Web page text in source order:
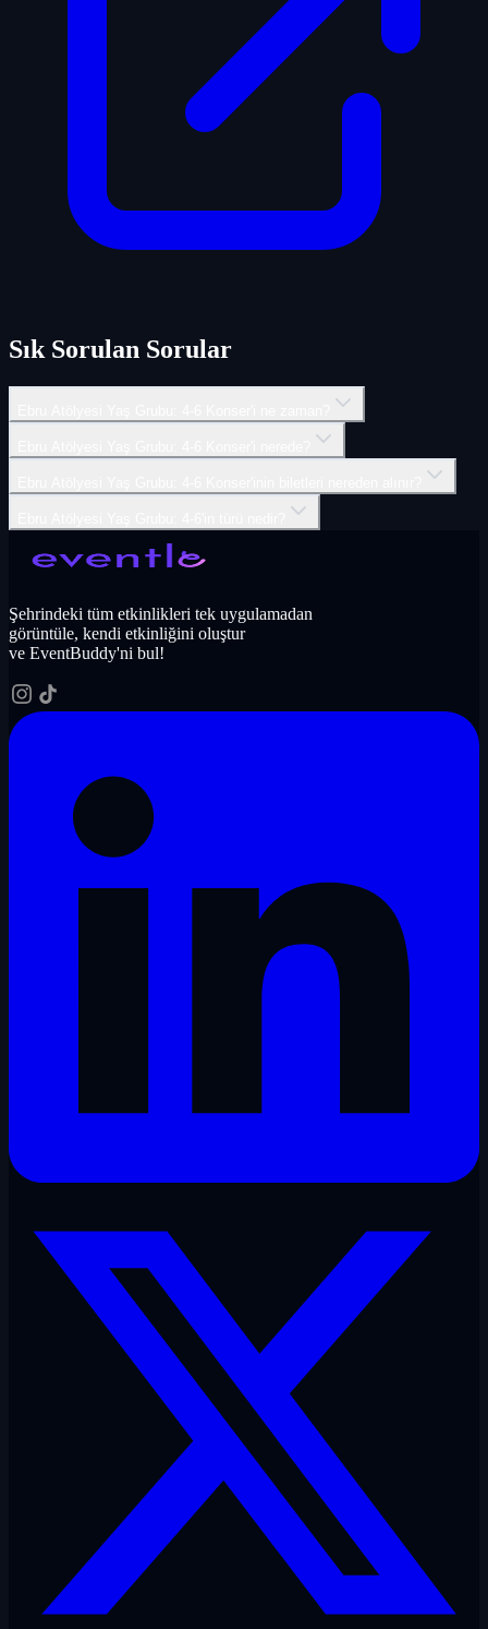
Sık Sorulan Sorular
Şehrindeki tüm etkinlikleri tek uygulamadan
görüntüle, kendi etkinliğini oluştur
ve EventBuddy'ni bul!